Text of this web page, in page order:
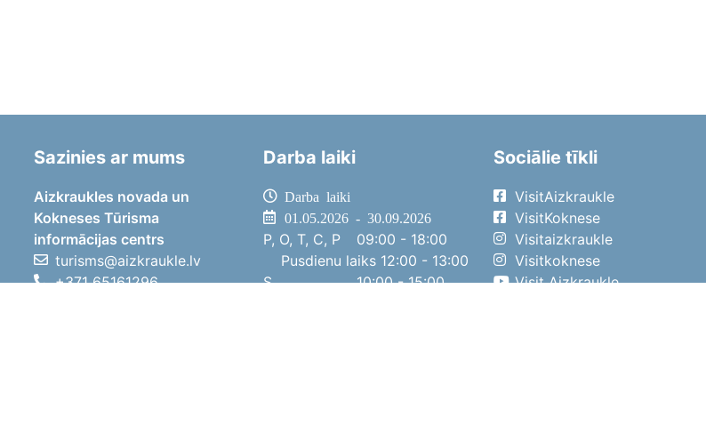
Sazinies ar mums
Aizkraukles novada un
Kokneses Tūrisma
informācijas centrs
turisms@aizkraukle.lv
+371 65161296
Darba laiki
Darba laiki
01.05.2026 - 30.09.2026
P, O, T, C, P
09:00 - 18:00
Pusdienu laiks 12:00 - 13:00
S
10:00 - 15:00
Sociālie tīkli
VisitAizkraukle
VisitKoknese
Visitaizkraukle
Visitkoknese
Visit Aizkraukle